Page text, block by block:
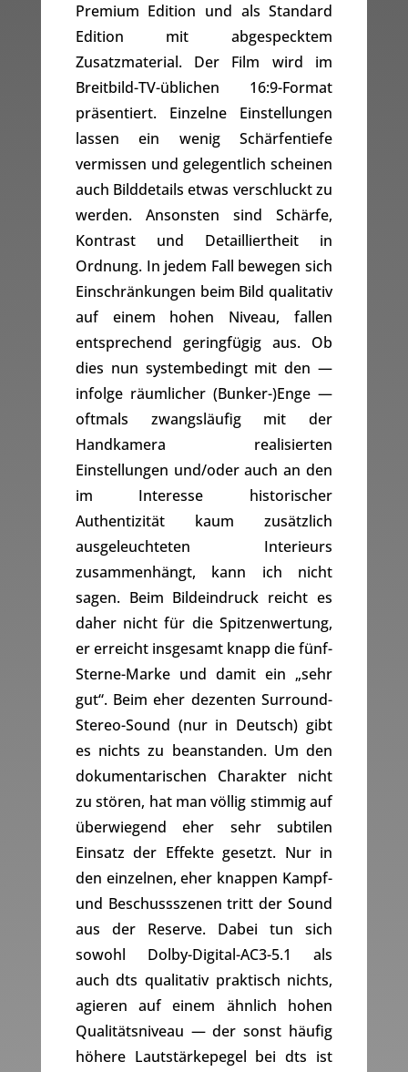
Premium Edition und als Standard
Edition mit abgespecktem
Zusatzmaterial. Der Film wird im
Breitbild-TV-üblichen 16:9-Format
präsentiert. Einzelne Einstellungen
lassen ein wenig Schärfentiefe
vermissen und gelegentlich scheinen
auch Bilddetails etwas verschluckt zu
werden. Ansonsten sind Schärfe,
Kontrast und Detailliertheit in
Ordnung. In jedem Fall bewegen sich
Einschränkungen beim Bild qualitativ
auf einem hohen Niveau, fallen
entsprechend geringfügig aus. Ob
dies nun systembedingt mit den —
infolge räumlicher (Bunker-)Enge —
oftmals zwangsläufig mit der
Handkamera realisierten
Einstellungen und/oder auch an den
im Interesse historischer
Authentizität kaum zusätzlich
ausgeleuchteten Interieurs
zusammenhängt, kann ich nicht
sagen. Beim Bildeindruck reicht es
daher nicht für die Spitzenwertung,
er erreicht insgesamt knapp die fünf-
Sterne-Marke und damit ein „sehr
gut“. Beim eher dezenten Surround-
Stereo-Sound (nur in Deutsch) gibt
es nichts zu beanstanden. Um den
dokumentarischen Charakter nicht
zu stören, hat man völlig stimmig auf
überwiegend eher sehr subtilen
Einsatz der Effekte gesetzt. Nur in
den einzelnen, eher knappen Kampf-
und Beschussszenen tritt der Sound
aus der Reserve. Dabei tun sich
sowohl Dolby-Digital-AC3-5.1 als
auch dts qualitativ praktisch nichts,
agieren auf einem ähnlich hohen
Qualitätsniveau — der sonst häufig
höhere Lautstärkepegel bei dts ist